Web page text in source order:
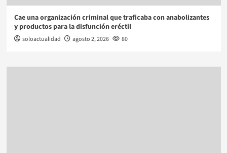
Cae una organización criminal que traficaba con anabolizantes
y productos para la disfunción eréctil
soloactualidad agosto 2, 2026 80